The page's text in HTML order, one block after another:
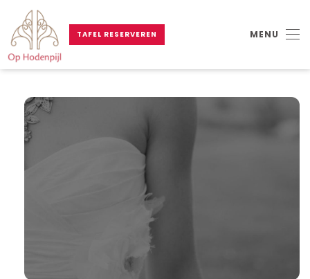
Skip to main content
TAFEL RESERVEREN MENU